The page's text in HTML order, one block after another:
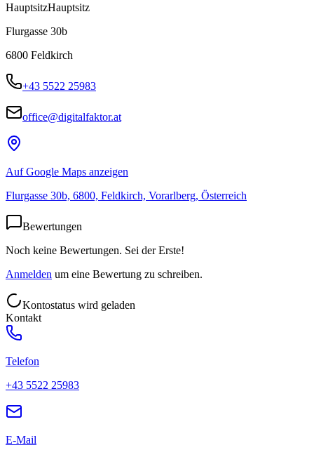
HauptsitzHauptsitz
Flurgasse 30b
6800 Feldkirch
+43 5522 25983
office@digitalfaktor.at
Auf Google Maps anzeigen
Flurgasse 30b, 6800, Feldkirch, Vorarlberg, Österreich
Bewertungen
Noch keine Bewertungen. Sei der Erste!
Anmelden um eine Bewertung zu schreiben.
Kontostatus wird geladen
Kontakt
Telefon
+43 5522 25983
E-Mail